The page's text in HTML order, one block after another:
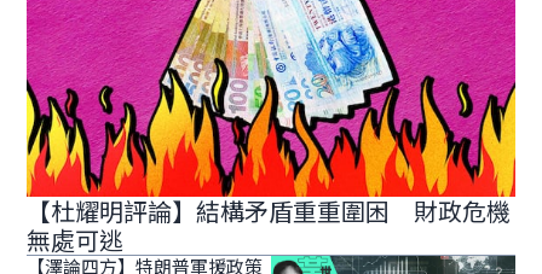
【杜耀明評論】結構矛盾重重圍困 財政危機
無處可逃
【澤論四方】特朗普軍援政策